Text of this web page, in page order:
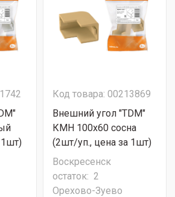
Код товара: 00213869
Внешний угол "TDM"
КМН 100х60 сосна
(2шт/уп., цена за 1шт)
Воскресенск
остаток: 2
Орехово-Зуево